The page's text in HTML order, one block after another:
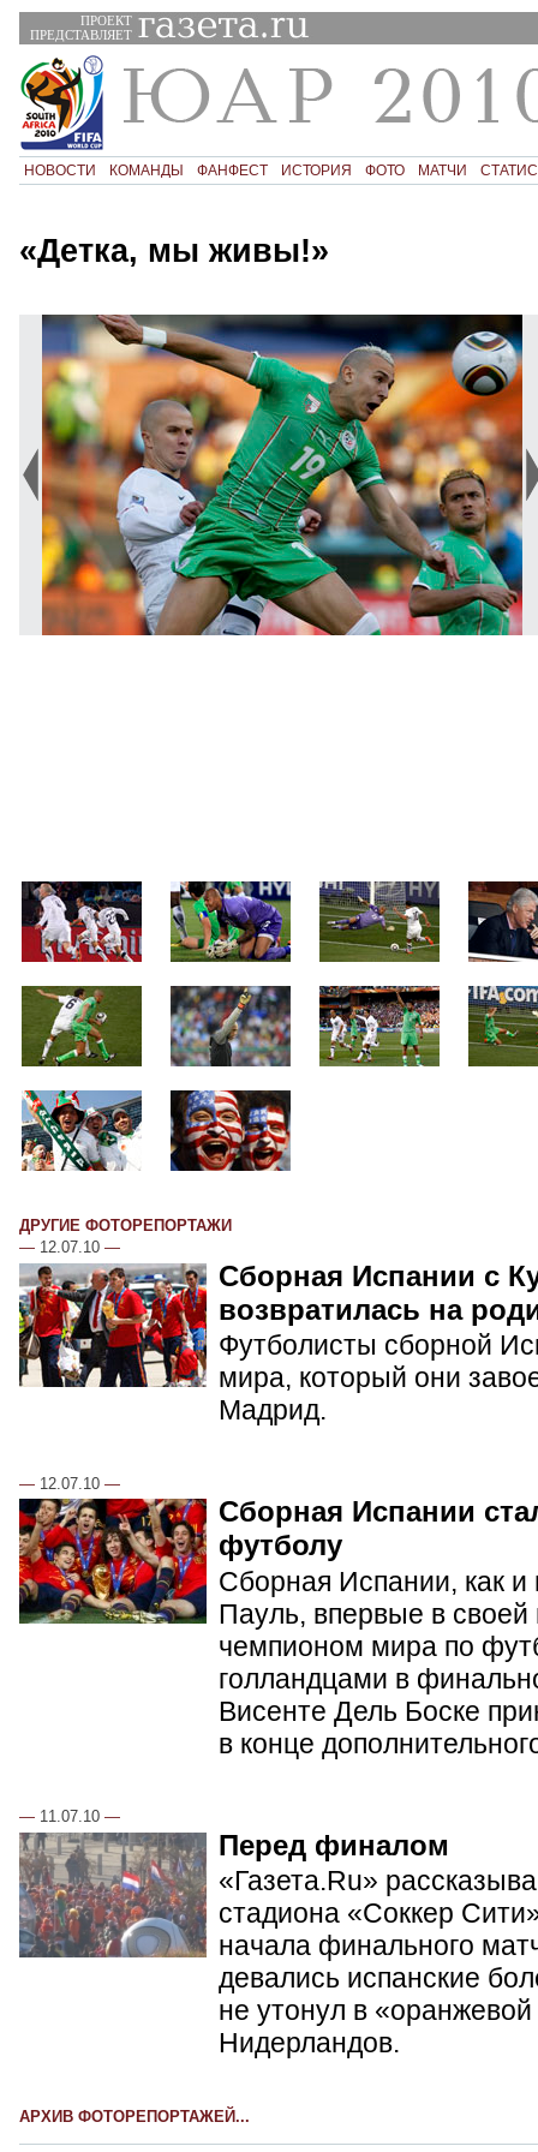
ПРОЕКТ
ПРЕДСТАВЛЯЕТ
НОВОСТИ КОМАНДЫ ФАНФЕСТ ИСТОРИЯ ФОТО МАТЧИ
«Детка, мы живы!»
ДРУГИЕ ФОТОРЕПОРТАЖИ
— 12.07.10 —
Сборная Испании с
возвратилась на
Футболисты сборной
мира, который они
Мадрид.
— 12.07.10 —
Сборная Испании
футболу
Сборная Испании, как и
Пауль, впервые в своей
чемпионом мира по
голландцами в
Висенте Дель Боске
в конце
— 11.07.10 —
Перед финалом
«Газета.Ru»
стадиона «Соккер
начала финального
девались испанские
не утонул в
Нидерландов.
АРХИВ ФОТОРЕПОРТАЖЕЙ...